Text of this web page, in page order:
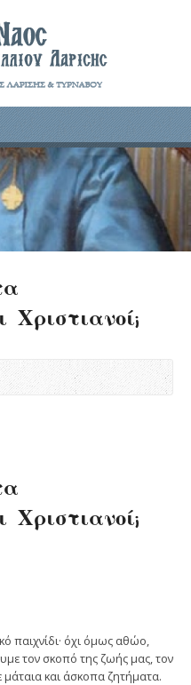
Χριστιανοί;
Χριστιανοί;
παιχνίδι· όχι όμως αθώο,
τον σκοπό της ζωής μας, τον
και άσκοπα ζητήματα.